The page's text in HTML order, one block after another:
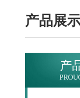
产品展
产